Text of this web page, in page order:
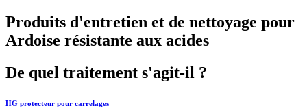
Produits d'entretien et de nettoyage pour
Ardoise résistante aux acides
De quel traitement s'agit-il ?
HG protecteur pour carrelages